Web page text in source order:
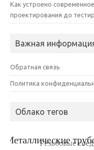
Как устроено
проектирования до
Важная
Обратная связь
Политика
Облако тегов